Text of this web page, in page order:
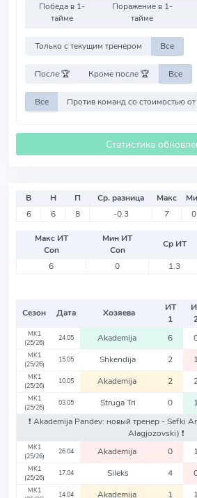
Победа в 1-
тайме
Поражение в 1-
тайме
Только с текущим тренером Все
После 🏆 Кроме после 🏆 Все
Все Против команд со стоимостью от
Статистика
В Н П Ср. разница Макс
6
6 8 -0.3 7 0
Макс ИТ
Соп
Мин ИТ
Соп
Ср ИТ
6
0 1.3
Сезон Дата Хозяева
ИТ
1
MK1
(25/26)
24.05 Akademija 6
MK1
(25/26)
15.05 Shkendija 2
MK1
(25/26)
10.05 Akademija 2
MK1
(25/26)
03.05 Struga Tri 0
❗️ Akademija Pandev: новый тренер - Sefki
Alagjozovski) ❗️
MK1
(25/26)
26.04 Akademija 0
MK1
(25/26)
17.04 Sileks 4
MK1
14.04 Akademija 1